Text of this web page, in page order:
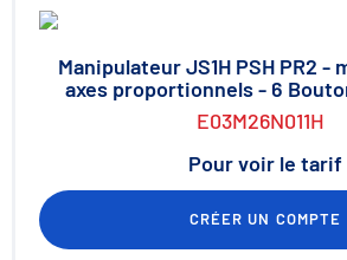
Manipulateur JS1H PSH PR2 -
axes proportionnels - 6
E03M26N011H
Pour voir le tarif
CRÉER UN COMPTE